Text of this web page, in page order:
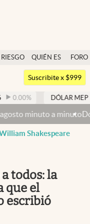
RIESGO
QUIÉN ES
QUIÉN
FORO
Argentina
México
Colombia
Suscribite x $999
DÓLAR MEP $ 1526,03
a minutoDólar hoy y
Shakespeare
todos: la
que el
escribió